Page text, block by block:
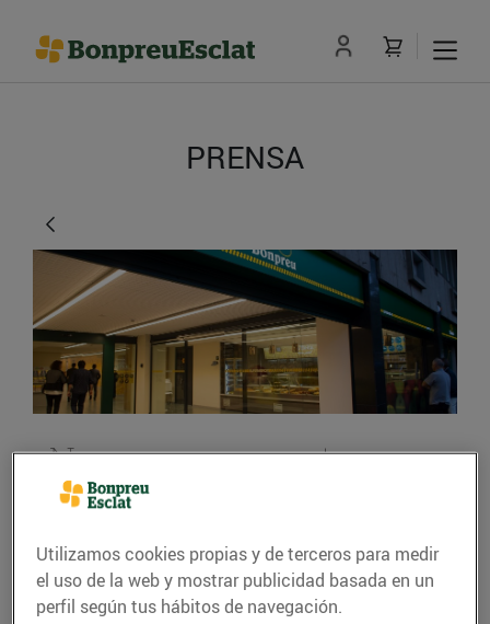
PRENSA
Nou supermercat
Bonpreu a Barcelona
Utilizamos cookies propias y de terceros para medir
el uso de la web y mostrar publicidad basada en un
perfil según tus hábitos de navegación.